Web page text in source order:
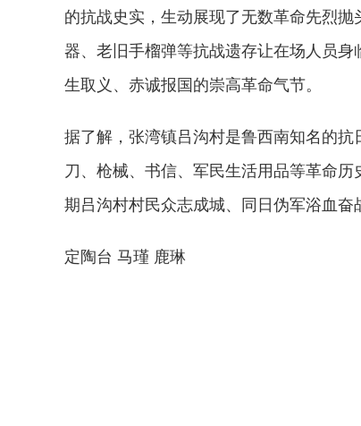
的抗战史实，生动展现了无数革命先烈
器、老旧手榴弹等抗战遗存让在场人员
生取义、赤诚报国的崇高革命气节。
据了解，张湾镇吕沟村是鲁西南知名的
刀、枪械、书信、军民生活用品等革命
期吕沟村村民众志成城、同日伪军浴血奋
定陶台 马瑾 鹿琳